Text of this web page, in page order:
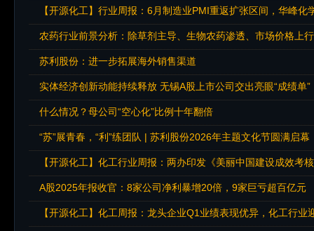
【开源化工】行业周报：6月制造业PMI重返扩张区间，华峰
农药行业前景分析：除草剂主导、生物农药渗透、市场价格上
苏利股份：进一步拓展海外销售渠道
实体经济创新动能持续释放 无锡A股上市公司交出亮眼“成绩单”
什么情况？母公司“空心化”比例十年翻倍
“苏”展青春，“利”练团队 | 苏利股份2026年主题文化节圆满启
【开源化工】化工行业周报：两办印发《美丽中国建设成效考
A股2025年报收官：8家公司净利暴增20倍，9家巨亏超百亿元
【开源化工】化工周报：龙头企业Q1业绩表现优异，化工行业